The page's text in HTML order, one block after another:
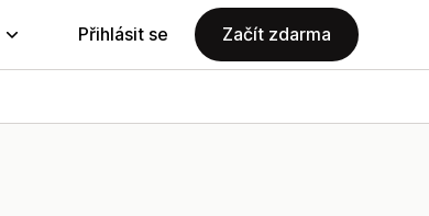
Přihlásit se Začít zdarma